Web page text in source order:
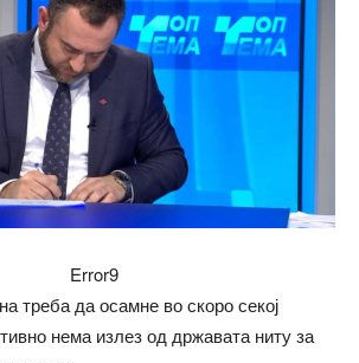
Error9
треба да осамне во скоро секој
нема излез од државата ниту за